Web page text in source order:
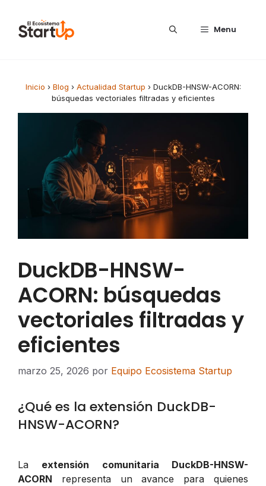
Menu
Inicio › Blog › Actualidad Startup › DuckDB-HNSW-ACORN:
búsquedas vectoriales filtradas y eficientes
DuckDB-HNSW-
ACORN: búsquedas
vectoriales filtradas y
eficientes
marzo 25, 2026 por Equipo Ecosistema Startup
¿Qué es la extensión DuckDB-
HNSW-ACORN?
La extensión comunitaria DuckDB-HNSW-
ACORN representa un avance para quienes